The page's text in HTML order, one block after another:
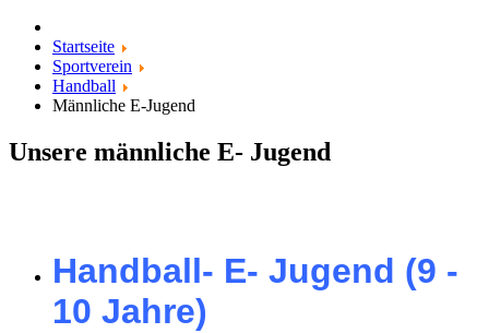
Startseite
Sportverein
Handball
Männliche E-Jugend
Unsere männliche E- Jugend
Handball- E- Jugend (9 -
10 Jahre)